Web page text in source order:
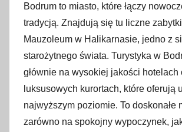
Bodrum to miasto, które łączy
tradycją. Znajdują się tu liczne
Mauzoleum w Halikarnasie, jedno z
starożytnego świata. Turystyka w
głównie na wysokiej jakości hotelach
luksusowych kurortach, które oferują
najwyższym poziomie. To doskonałe
zarówno na spokojny wypoczynek,